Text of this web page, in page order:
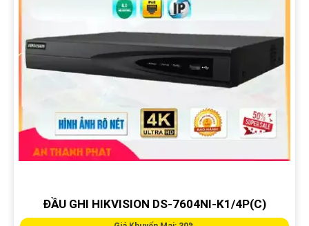
ĐẦU GHI HIKVISION DS-7604NI-K1/4P(C)